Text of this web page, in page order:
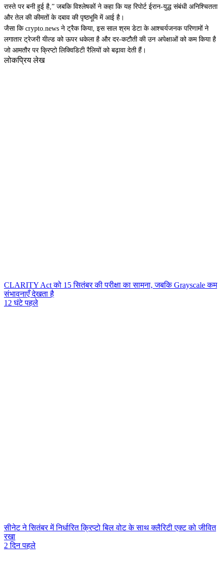
रास्ते पर बनी हुई है,” जबकि विश्लेषकों ने कहा कि यह रिपोर्ट ईरान-युद्ध संबंधी अनिश्चितता
और तेल की कीमतों के दबाव की पृष्ठभूमि में आई है।
जैसा कि crypto.news ने ट्रैक किया, इस साल श्रम डेटा के आश्चर्यजनक परिणामों ने
लगातार ट्रेजरी यील्ड को ऊपर धकेला है और दर-कटौती की उन अपेक्षाओं को कम किया है
जो आमतौर पर क्रिप्टो लिक्विडिटी रैलियों को बढ़ावा देती हैं।
लोकप्रिय लेख
CLARITY Act को 15 सितंबर की परीक्षा का सामना, जबकि Grayscale कम
संभावनाएँ देखता है
12 घंटे पहले
सीनेट ने सितंबर में निर्धारित क्रिप्टो बिल वोट के साथ क्लैरिटी एक्ट को जीवित
रखा
2 दिन पहले